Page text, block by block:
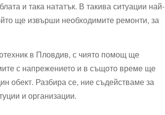
и така нататък. В такива ситуации най-
ще извърши необходимите ремонти, за
в Пловдив, с чиято помощ ще
с напрежението и в същото време ще
обект. Разбира се, ние съдействаме за
и организации.